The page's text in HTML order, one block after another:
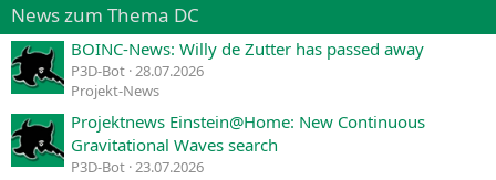
News zum Thema DC
BOINC-News: Willy de Zutter has passed away
P3D-Bot 28.07.2026
Projekt-News
Projektnews Einstein@Home: New Continuous
Gravitational Waves search
P3D-Bot 23.07.2026